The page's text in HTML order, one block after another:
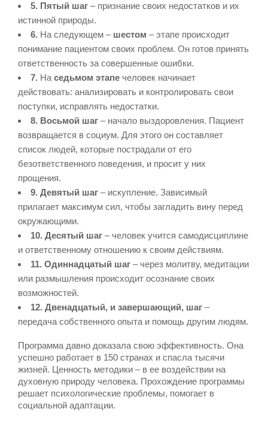
5. Пятый шаг – признание своих недостатков и их
истинной природы.
6. На следующем – шестом – этапе происходит
понимание пациентом своих проблем. Он готов принять
ответственность за совершенные ошибки.
7. На седьмом этапе человек начинает
действовать: анализировать и контролировать свои
поступки, исправлять недостатки.
8. Восьмой шаг – начало выздоровления. Пациент
возвращается в социум. Для этого он составляет
список людей, которые пострадали от его
безответственного поведения, и просит у них
прощения.
9. Девятый шаг – искупление. Зависимый
прилагает максимум сил, чтобы загладить вину перед
окружающими.
10. Десятый шаг – человек учится самодисциплине
и ответственному отношению к своим действиям.
11. Одиннадцатый шаг – через молитву, медитации
или размышления происходит осознание своих
возможностей.
12. Двенадцатый, и завершающий, шаг –
передача собственного опыта и помощь другим людям.
Программа давно доказала свою эффективность. Она
успешно работает в 150 странах и спасла тысячи
жизней. Ценность методики – в ее воздействии на
духовную природу человека. Прохождение программы
решает психологические проблемы, помогает в
социальной адаптации.